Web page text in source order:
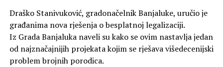
Draško Stanivuković, gradonačelnik Banjaluke, uručio je
građanima nova rješenja o besplatnoj legalizaciji.
Iz Grada Banjaluka naveli su kako se ovim nastavlja jedan
od najznačajnijih projekata kojim se rješava višedecenijski
problem brojnih porodica.